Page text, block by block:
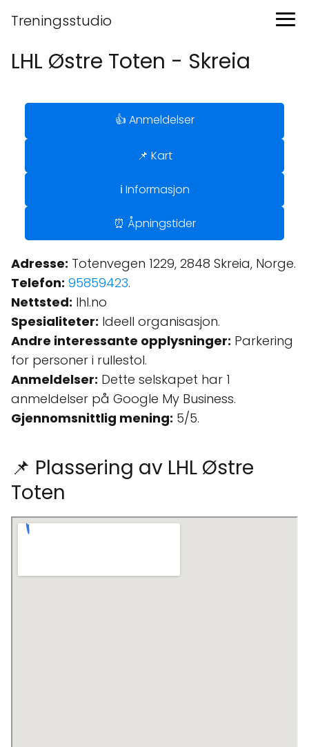
Treningsstudio
LHL Østre Toten - Skreia
👍 Anmeldelser
📌 Kart
ℹ️ Informasjon
⏰ Åpningstider
Adresse: Totenvegen 1229, 2848 Skreia, Norge.
Telefon: 95859423.
Nettsted: lhl.no
Spesialiteter: Ideell organisasjon.
Andre interessante opplysninger: Parkering
for personer i rullestol.
Anmeldelser: Dette selskapet har 1
anmeldelser på Google My Business.
Gjennomsnittlig mening: 5/5.
📌 Plassering av LHL Østre
Toten